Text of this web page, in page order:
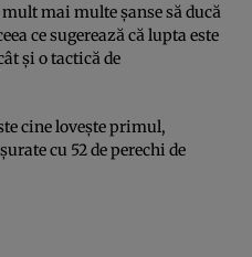
mai multe șanse să ducă
ce sugerează că lupta este
și o tactică de
cine lovește primul,
cu 52 de perechi de